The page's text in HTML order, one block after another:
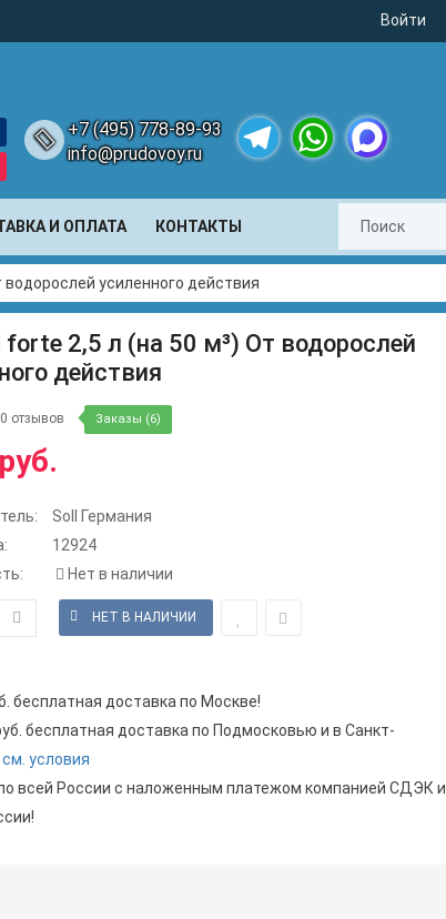
Войти
+7 (495) 778-89-93
info@prudovoy.ru
И ОПЛАТА КОНТАКТЫ
усиленного действия
forte 2,5 л (на 50 м³) От водорослей
действия
0 отзывов Заказы (6)
Soll Германия
12924
Нет в наличии
бесплатная доставка по Москве!
бесплатная доставка по Подмосковью и в Санкт-
см. условия
всей России с наложенным платежом компанией СДЭК и